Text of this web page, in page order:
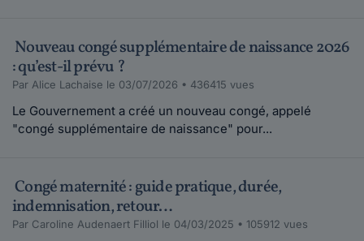
Lire plus
Katy AT.
le 11-08-2016
Bomjour, Je suis enceinte de 33 semaines don
Minuille.
Nouveau congé supplémentaire de naissance 2026
: qu’est-il prévu ?
Par Alice Lachaise le 03/07/2026 • 436415 vues
Le Gouvernement a créé un nouveau congé, appelé
"congé supplémentaire de naissance" pour...
Congé maternité : guide pratique, durée,
indemnisation, retour…
Par Caroline Audenaert Filliol le 04/03/2025 • 105912 vues